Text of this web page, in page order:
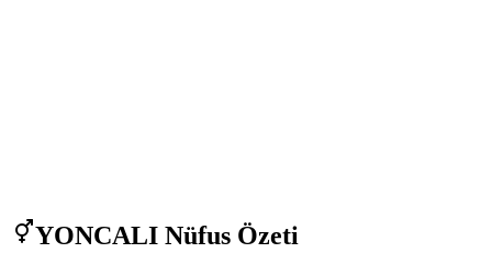
YONCALI Nüfus Özeti